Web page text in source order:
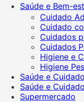
Saúde e Bem-
Cuidado
Cuidado
Cuidados
Cuidados
Higiene e
Higiene
Saúde e
Saúde e
Supermercado